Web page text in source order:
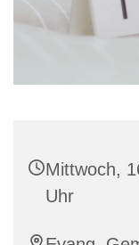
Mittwoch,
Uhr